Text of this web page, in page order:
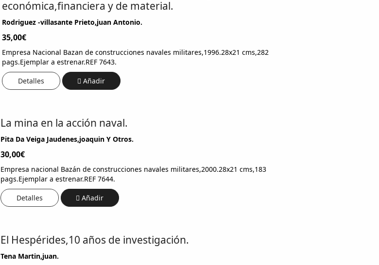
económica,financiera y de material.
Rodriguez -villasante Prieto,juan Antonio.
35,00€
Empresa Nacional Bazan de construcciones navales militares,1996.28x21 cms,282
pags.Ejemplar a estrenar.REF 7643.
Detalles Añadir
La mina en la acción naval.
Pita Da Veiga Jaudenes,joaquin Y Otros.
30,00€
Empresa nacional Bazán de construcciones navales militares,2000.28x21 cms,183
pags.Ejemplar a estrenar.REF 7644.
Detalles Añadir
El Hespérides,10 años de investigación.
Tena Martin,juan.